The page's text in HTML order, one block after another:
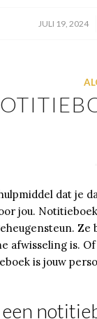
JULI 19, 2024
/
dat je
jou.
afwisseling is.
is jouw